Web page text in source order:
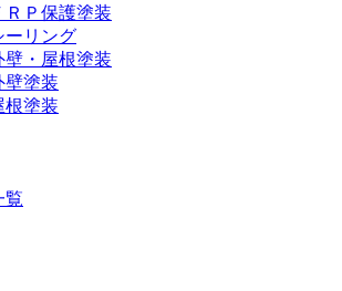
ＲＰ保護塗装
ーリング
壁・屋根塗装
壁塗装
根塗装
覧